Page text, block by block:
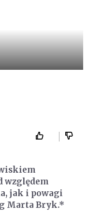
względem
jak i powagi
Marta Bryk.*